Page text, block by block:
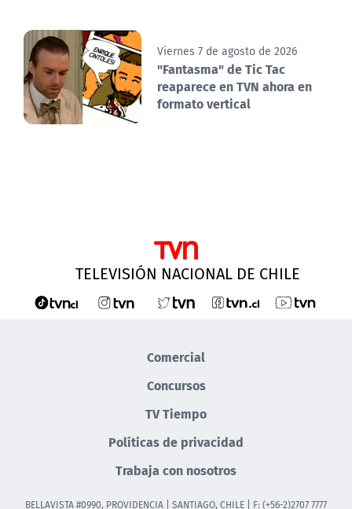
Viernes 7 de agosto de 2026
"Fantasma" de Tic Tac
reaparece en TVN ahora en
formato vertical
TELEVISIÓN NACIONAL DE CHILE
Comercial
Concursos
TV Tiempo
Políticas de privacidad
Trabaja con nosotros
BELLAVISTA #0990, PROVIDENCIA | SANTIAGO, CHILE | F: (+56-2)2707 7777